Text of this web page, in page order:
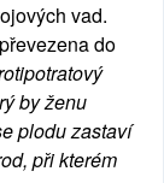
vad.
do
by ženu
plodu zastaví
při kterém